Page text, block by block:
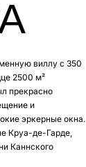
виллу с 350
2500 м²
прекрасно
и
эркерные окна.
Круа-де-Гарде,
Каннского